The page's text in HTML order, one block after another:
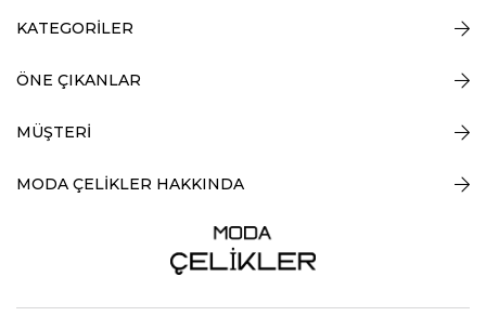
KATEGORİLER
ÖNE ÇIKANLAR
MÜŞTERİ
MODA ÇELİKLER HAKKINDA